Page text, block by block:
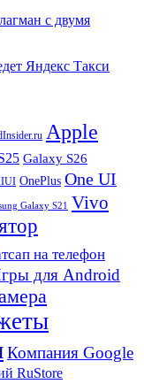
с двумя
Яндекс Такси
Apple
Galaxy S26
OnePlus One UI
Galaxy S21 Vivo
на телефон
для Android
Компания Google
RuStore